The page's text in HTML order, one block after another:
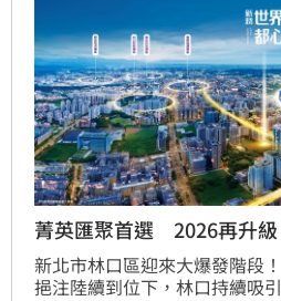
菁英匯聚首選 2026再升級
新北市林口區迎來大爆發階段
挹注陸續到位下，林口持續吸